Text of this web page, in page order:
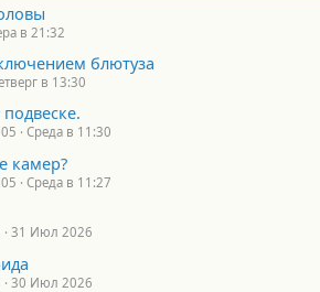
в 21:32
блютуза
в 13:30
Среда в 11:30
камер?
Среда в 11:27
31 Июл 2026
30 Июл 2026